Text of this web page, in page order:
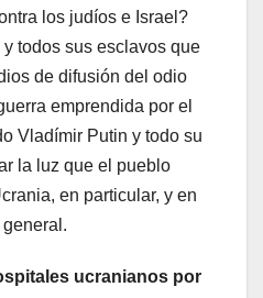
los judíos e Israel?
todos sus esclavos que
de difusión del odio
emprendida por el
Vladímir Putin y todo su
la luz que el pueblo
en particular, y en
ucranianos por